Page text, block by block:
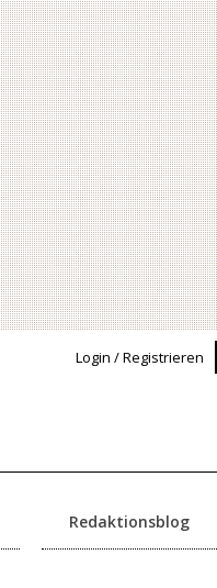
Login / Registrieren
Redaktionsblog